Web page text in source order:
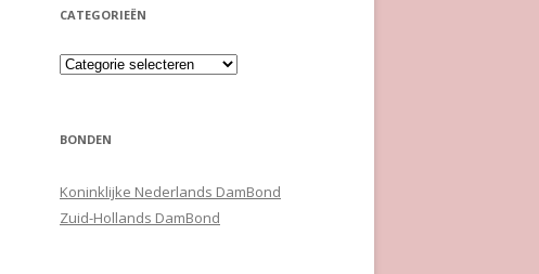
CATEGORIEËN
Categorieën
BONDEN
Koninklijke Nederlands DamBond
Zuid-Hollands DamBond